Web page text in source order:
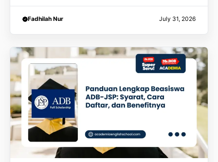
Fadhilah Nur July 31, 2026